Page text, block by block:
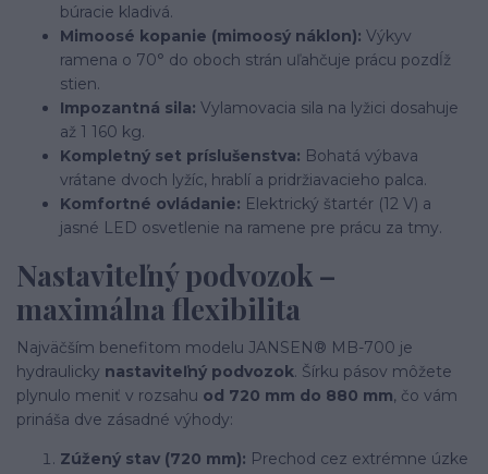
búracie kladivá.
Mimoosé kopanie (mimoosý náklon): Výkyv
ramena o 70° do oboch strán uľahčuje prácu pozdĺž
stien.
Impozantná sila: Vylamovacia sila na lyžici dosahuje
až 1 160 kg.
Kompletný set príslušenstva: Bohatá výbava
vrátane dvoch lyžíc, hrablí a pridržiavacieho palca.
Komfortné ovládanie: Elektrický štartér (12 V) a
jasné LED osvetlenie na ramene pre prácu za tmy.
Nastaviteľný podvozok –
maximálna flexibilita
Najväčším benefitom modelu JANSEN® MB-700 je
hydraulicky nastaviteľný podvozok. Šírku pásov môžete
plynulo meniť v rozsahu od 720 mm do 880 mm, čo vám
prináša dve zásadné výhody:
Zúžený stav (720 mm): Prechod cez extrémne úzke